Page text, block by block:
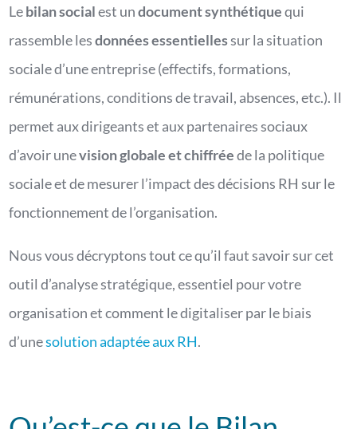
Lebilan socialest undocument synthétiquequi
rassemble lesdonnées essentiellessur la situation
sociale d’une entreprise (effectifs, formations,
rémunérations, conditions de travail, absences, etc.). Il
permet aux dirigeants et aux partenaires sociaux
d’avoir unevision globale et chiffréede la politique
sociale et de mesurer l’impact des décisions RH sur le
fonctionnement de l’organisation.
Nous vous décryptons tout ce qu’il faut savoir sur cet
outil d’analyse stratégique, essentiel pour votre
organisation et comment le digitaliser par le biais
d’unesolution adaptée aux RH.